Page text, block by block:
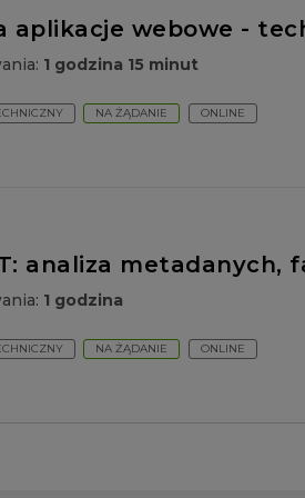
aplikacje webowe -
1 godzina 15 minut
NA ŻĄDANIE ONLINE
analiza metadanych,
1 godzina
NA ŻĄDANIE ONLINE